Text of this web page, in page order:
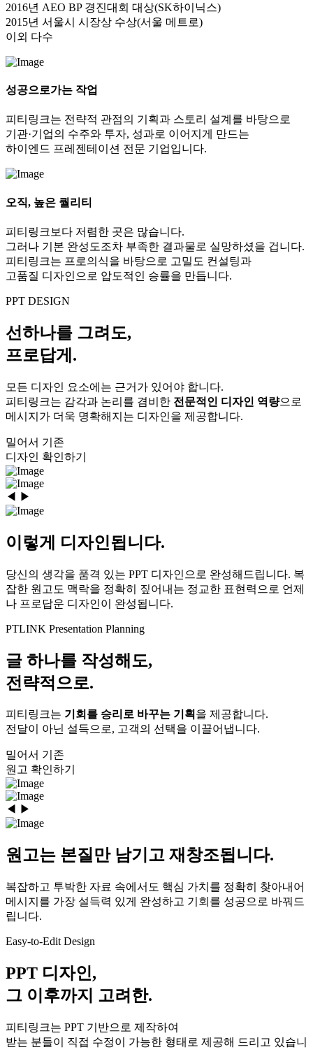
2016년 AEO BP 경진대회 대상(SK하이닉스)
2015년 서울시 시장상 수상(서울 메트로)
이외 다수
성공으로가는 작업
피티링크는 전략적 관점의 기획과 스토리 설계를 바탕으로
기관·기업의 수주와 투자, 성과로 이어지게 만드는
하이엔드 프레젠테이션 전문 기업입니다.
오직, 높은 퀄리티
피티링크보다 저렴한 곳은 많습니다.
그러나 기본 완성도조차 부족한 결과물로 실망하셨을 겁니다.
피티링크는 프로의식을 바탕으로 고밀도 컨설팅과
고품질 디자인으로 압도적인 승률을 만듭니다.
PPT DESIGN
선하나를 그려도,
프로답게.
모든 디자인 요소에는 근거가 있어야 합니다.
피티링크는 감각과 논리를 겸비한 전문적인 디자인 역량으로
메시지가 더욱 명확해지는 디자인을 제공합니다.
밀어서 기존
디자인 확인하기
◀ ▶
이렇게 디자인됩니다.
당신의 생각을 품격 있는 PPT 디자인으로 완성해드립니다. 복
잡한 원고도 맥락을 정확히 짚어내는 정교한 표현력으로 언제
나 프로답운 디자인이 완성됩니다.
PTLINK Presentation Planning
글 하나를 작성해도,
전략적으로.
피티링크는 기회를 승리로 바꾸는 기획 을 제공합니다.
전달이 아닌 설득으로, 고객의 선택을 이끌어냅니다.
밀어서 기존
원고 확인하기
◀ ▶
원고는 본질만 남기고 재창조됩니다.
복잡하고 투박한 자료 속에서도 핵심 가치를 정확히 찾아내어
메시지를 가장 설득력 있게 완성하고 기회를 성공으로 바꿔드
립니다.
Easy-to-Edit Design
PPT 디자인,
그 이후까지 고려한.
피티링크는 PPT 기반으로 제작하여
받는 분들이 직접 수정이 가능한 형태로 제공해 드리고 있습니